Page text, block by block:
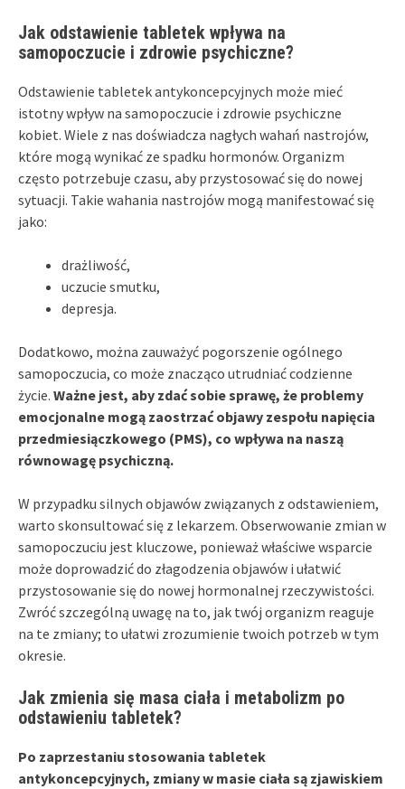
Jak odstawienie tabletek wpływa na
samopoczucie i zdrowie psychiczne?
Odstawienie tabletek antykoncepcyjnych może mieć
istotny wpływ na samopoczucie i zdrowie psychiczne
kobiet. Wiele z nas doświadcza nagłych wahań nastrojów,
które mogą wynikać ze spadku hormonów. Organizm
często potrzebuje czasu, aby przystosować się do nowej
sytuacji. Takie wahania nastrojów mogą manifestować się
jako:
drażliwość,
uczucie smutku,
depresja.
Dodatkowo, można zauważyć pogorszenie ogólnego
samopoczucia, co może znacząco utrudniać codzienne
życie. Ważne jest, aby zdać sobie sprawę, że problemy
emocjonalne mogą zaostrzać objawy zespołu napięcia
przedmiesiączkowego (PMS), co wpływa na naszą
równowagę psychiczną.
W przypadku silnych objawów związanych z odstawieniem,
warto skonsultować się z lekarzem. Obserwowanie zmian w
samopoczuciu jest kluczowe, ponieważ właściwe wsparcie
może doprowadzić do złagodzenia objawów i ułatwić
przystosowanie się do nowej hormonalnej rzeczywistości.
Zwróć szczególną uwagę na to, jak twój organizm reaguje
na te zmiany; to ułatwi zrozumienie twoich potrzeb w tym
okresie.
Jak zmienia się masa ciała i metabolizm po
odstawieniu tabletek?
Po zaprzestaniu stosowania tabletek
antykoncepcyjnych, zmiany w masie ciała są zjawiskiem